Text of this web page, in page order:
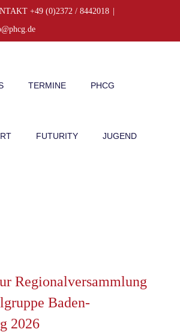
+49 (0)2372 / 8442018
TERMINE PHCG
FUTURITY JUGEND
Regionalversammlung
Baden-
2026